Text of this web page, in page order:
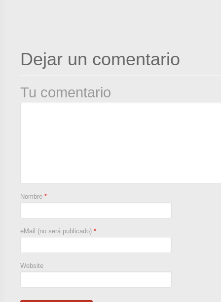
Dejar un comentario
Tu comentario
Nombre *
eMail (no será publicado) *
Website